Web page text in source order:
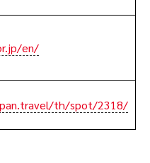
en/
th/spot/2318/